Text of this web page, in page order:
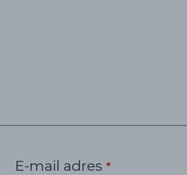
E-mail adres *